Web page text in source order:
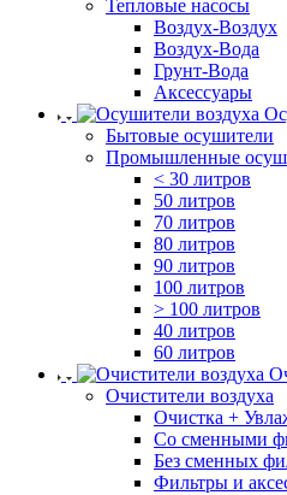
Тепловые насосы
Воздух-Воздух
Воздух-Вода
Грунт-Вода
Аксессуары
Бытовые осушители
Промышленные
< 30 литров
50 литров
70 литров
80 литров
90 литров
100 литров
> 100 литров
40 литров
60 литров
Очистители воздуха
Очистка +
Cо сменными
Без сменных
Фильтры и